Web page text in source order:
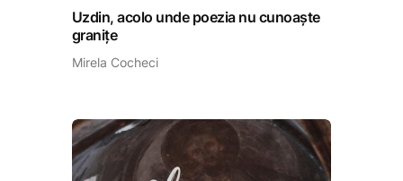
Uzdin, acolo unde poezia nu cunoaște
granițe
Mirela Cocheci